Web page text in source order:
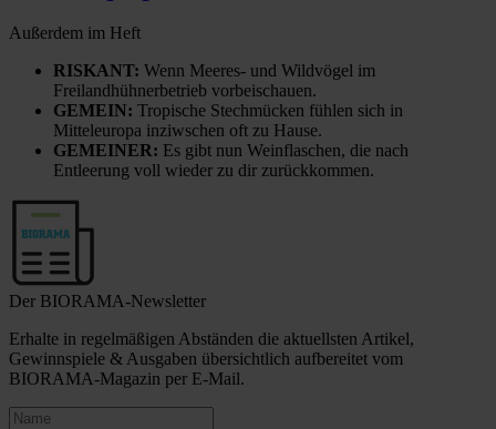
Außerdem im Heft
RISKANT: Wenn Meeres- und Wildvögel im
Freilandhühnerbetrieb vorbeischauen.
GEMEIN: Tropische Stechmücken fühlen sich in
Mitteleuropa inziwschen oft zu Hause.
GEMEINER: Es gibt nun Weinflaschen, die nach
Entleerung voll wieder zu dir zurückkommen.
Der BIORAMA-Newsletter
Erhalte in regelmäßigen Abständen die aktuellsten Artikel,
Gewinnspiele & Ausgaben übersichtlich aufbereitet vom
BIORAMA-Magazin per E-Mail.